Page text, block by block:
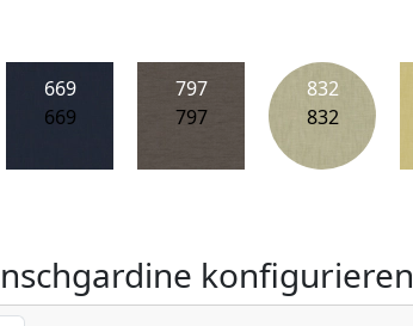
669
669
797
797
832
832
konfigurieren